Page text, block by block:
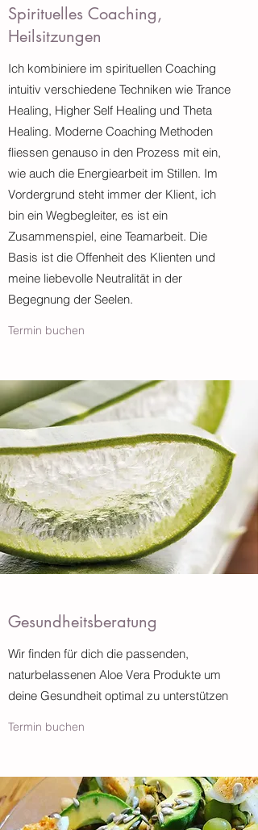
Spirituelles Coaching,
Heilsitzungen
Ich kombiniere im spirituellen Coaching
intuitiv verschiedene Techniken wie Trance
Healing, Higher Self Healing und Theta
Healing. Moderne Coaching Methoden
fliessen genauso in den Prozess mit ein,
wie auch die Energiearbeit im Stillen. Im
Vordergrund steht immer der Klient, ich
bin ein Wegbegleiter, es ist ein
Zusammenspiel, eine Teamarbeit. Die
Basis ist die Offenheit des Klienten und
meine liebevolle Neutralität in der
Begegnung der Seelen.
Termin buchen
Gesundheitsberatung
Wir finden für dich die passenden,
naturbelassenen Aloe Vera Produkte um
deine Gesundheit optimal zu unterstützen
Termin buchen